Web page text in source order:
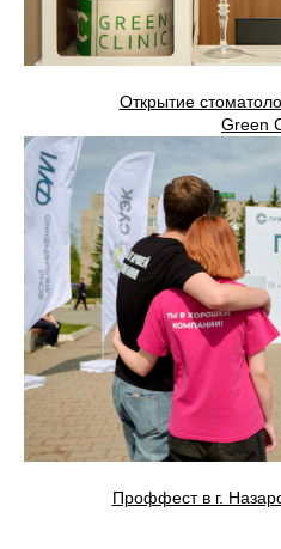
Открытие
Green
Проффест в г.